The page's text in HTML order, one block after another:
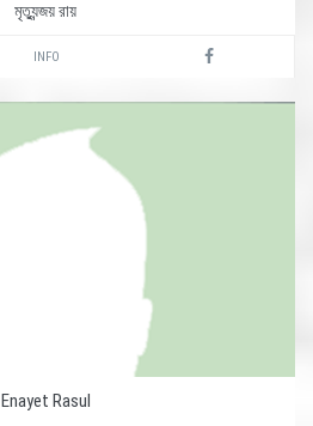
মৃত্যুন্জয় রায়
INFO
Enayet Rasul